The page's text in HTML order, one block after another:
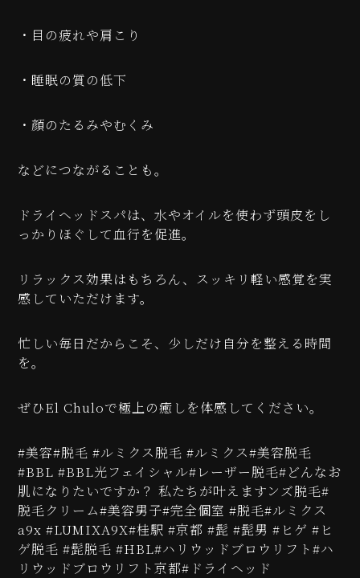
・目の疲れや肩こり
・睡眠の質の低下
・顔のたるみやむくみ
などにつながることも。
ドライヘッドスパは、水やオイルを使わず頭皮をし
っかりほぐして血行を促進。
リラックス効果はもちろん、スッキリ軽い感覚を実
感していただけます。
忙しい毎日だからこそ、少しだけ自分を整える時間
を。
ぜひEl Chuloで極上の癒しを体感してください。
#美容#脱毛 #ルミクス脱毛 #ルミクス#美容脱毛
#BBL #BBL光フェイシャル#レーザー脱毛#どんなお
肌になりたいですか？ 私たちが叶えますンズ脱毛#
脱毛クリーム#美容男子#完全個室 #脱毛#ルミクス
a9x #LUMIXA9X#桂駅 #京都 #髭 #髭男 #ヒゲ #ヒ
ゲ脱毛 #髭脱毛 #HBL#ハリウッドブロウリフト#ハ
リウッドブロウリフト京都#ドライヘッド